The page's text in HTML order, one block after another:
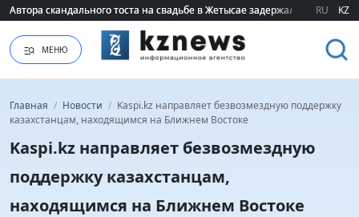
Автора скандального тоста на свадьбе в Жетысае задержали
Автора скандального тоста на свадьбе в Жетысае задержали RU KZ
МЕНЮ
Главная / Новости / Kaspi.kz направляет безвозмездную поддержку
казахстанцам, находящимся на Ближнем Востоке
Kaspi.kz направляет безвозмездную
поддержку казахстанцам,
находящимся на Ближнем Востоке